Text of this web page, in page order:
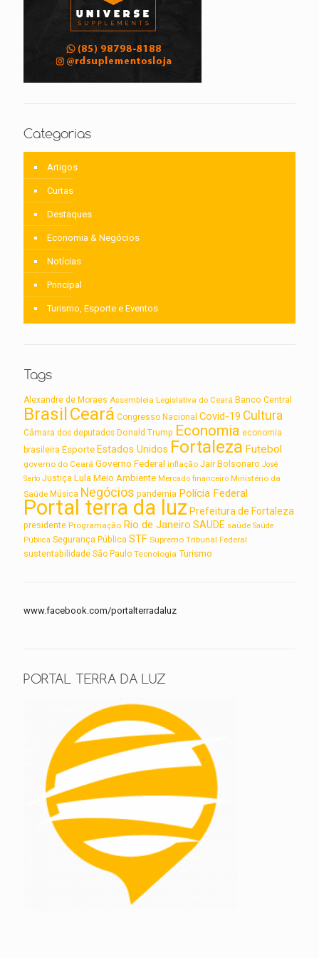
Categorias
Artigos
Curtas
Destaques
Economia & Negócios
Notícias
Principal
Turismo, Esporte e Eventos
Tags
Alexandre de Moraes Assembleia Legislativa do Ceará Banco Central
BrasilCeará Congresso Nacional Covid-19 Cultura
Câmara dos deputados Donald Trump Economia economia
brasileira Esporte Estados Unidos Fortaleza Futebol
governo do Ceará Governo Federal inflação Jair Bolsonaro José
Sarto Justiça Lula Meio Ambiente Mercado financeiro Ministério da
Saúde Música Negócios pandemia Polícia Federal
Portal terra da luz Prefeitura de Fortaleza
presidente Programação Rio de Janeiro SAUDE saúde Saúde
Pública Segurança Pública STF Supremo Tribunal Federal
sustentabilidade São Paulo Tecnologia Turismo
www.facebook.com/portalterradaluz
PORTAL TERRA DA LUZ